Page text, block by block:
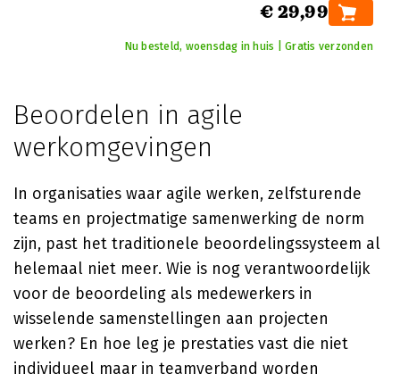
€ 29,99
Nu besteld, woensdag in huis | Gratis verzonden
Beoordelen in agile
werkomgevingen
In organisaties waar agile werken, zelfsturende
teams en projectmatige samenwerking de norm
zijn, past het traditionele beoordelingssysteem al
helemaal niet meer. Wie is nog verantwoordelijk
voor de beoordeling als medewerkers in
wisselende samenstellingen aan projecten
werken? En hoe leg je prestaties vast die niet
individueel maar in teamverband worden